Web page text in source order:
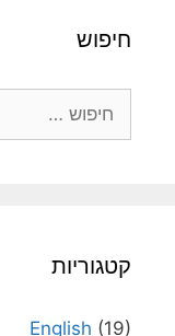
חיפוש
קטגוריות
English (19)